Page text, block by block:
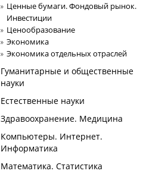
Ценные бумаги. Фондовый рынок.
Инвестиции
Ценообразование
Экономика
Экономика отдельных отраслей
Гуманитарные и общественные
науки
Естественные науки
Здравоохранение. Медицина
Компьютеры. Интернет.
Информатика
Математика. Статистика